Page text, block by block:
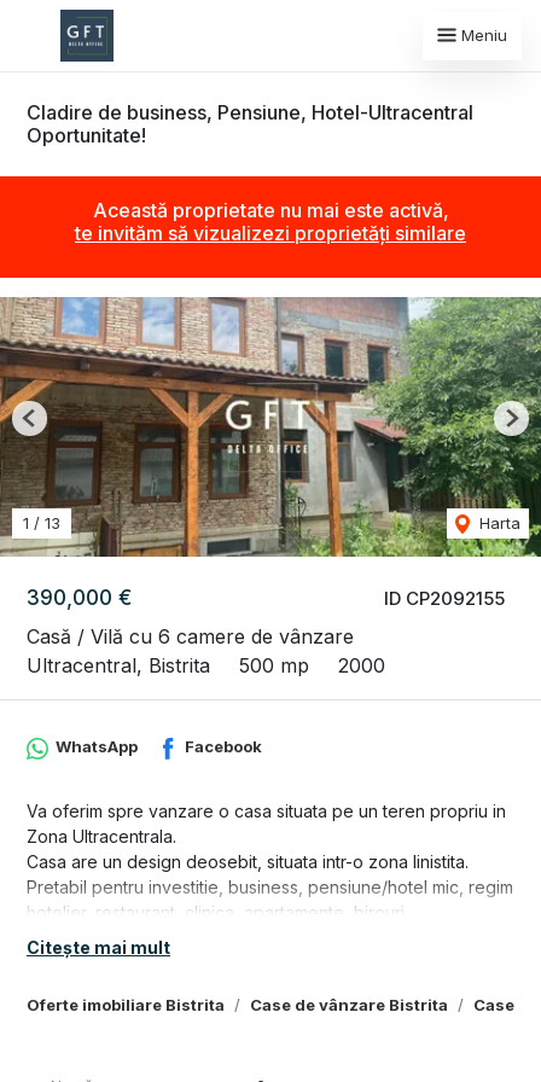
Meniu
Cladire de business, Pensiune, Hotel-Ultracentral
Oportunitate!
Această proprietate nu mai este activă,
te invităm să vizualizezi proprietăți similare
ID CP2092155
390,000 €
Casă / Vilă cu 6 camere de vânzare
Ultracentral, Bistrita
500 mp 2000
1 / 13 Harta
Previous
Oferte imobiliare Bistrita Case de vânzare Bistrita Case
WhatsApp Facebook
Va oferim spre vanzare o casa situata pe un teren propriu in
Zona Ultracentrala.
Casa are un design deosebit, situata intr-o zona linistita.
Pretabil pentru investitie, business, pensiune/hotel mic, regim
hotelier, restaurant, clinica, apartamente, birouri
- casa este situata la strada avand vizibilitate si trafic intens
- constructia este din anul 2000, dar a fost renovata in 2010
- suprafata casei este de 500 mp
Citește mai mult